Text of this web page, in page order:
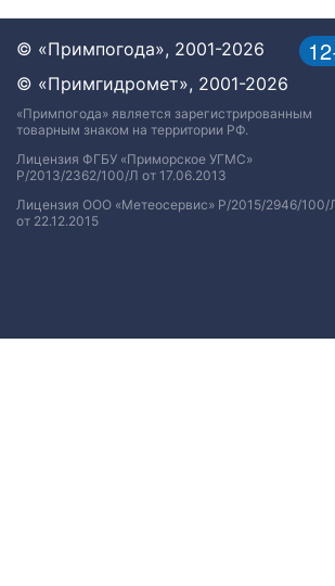
© «Примпогода», 2001-2026
© «Примгидромет», 2001-2026
«Примпогода» является зарегистрированным
товарным знаком на территории РФ.
Лицензия ФГБУ «Приморское УГМС»
Р/2013/2362/100/Л от 17.06.2013
Лицензия ООО «Метеосервис» Р/2015/2946/100/
от 22.12.2015